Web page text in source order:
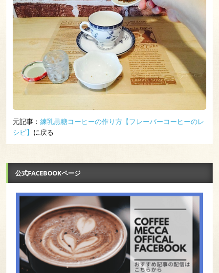
元記事： 練乳黒糖コーヒーの作り方【フレーバーコーヒーのレ
シピ】 に戻る
公式FACEBOOKページ